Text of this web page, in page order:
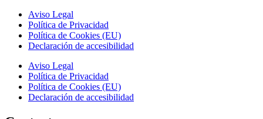
Aviso Legal
Política de Privacidad
Política de Cookies (EU)
Declaración de accesibilidad
Aviso Legal
Política de Privacidad
Política de Cookies (EU)
Declaración de accesibilidad